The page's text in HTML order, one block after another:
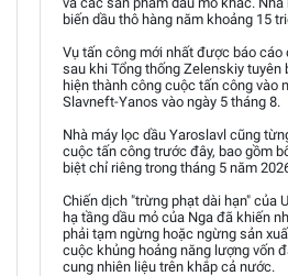
biến dầu thô hàng năm khoảng 15
Vụ tấn công mới nhất được báo cáo
sau khi Tổng thống Zelenskiy tuyên
hiện thành công cuộc tấn công vào
Slavneft-Yanos vào ngày 5 tháng 8.
Nhà máy lọc dầu Yaroslavl cũng
cuộc tấn công trước đây, bao gồm
biệt chỉ riêng trong tháng 5 năm
Chiến dịch "trừng phạt dài hạn" của
hạ tầng dầu mỏ của Nga đã khiến
phải tạm ngừng hoặc ngừng sản
cuộc khủng hoảng năng lượng vốn
cung nhiên liệu trên khắp cả nước.